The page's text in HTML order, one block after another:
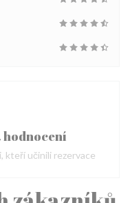
kteří učinili rezervace